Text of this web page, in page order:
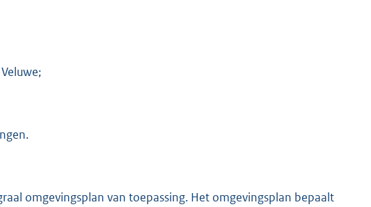
omgevingsplan van toepassing. Het omgevingsplan bepaalt